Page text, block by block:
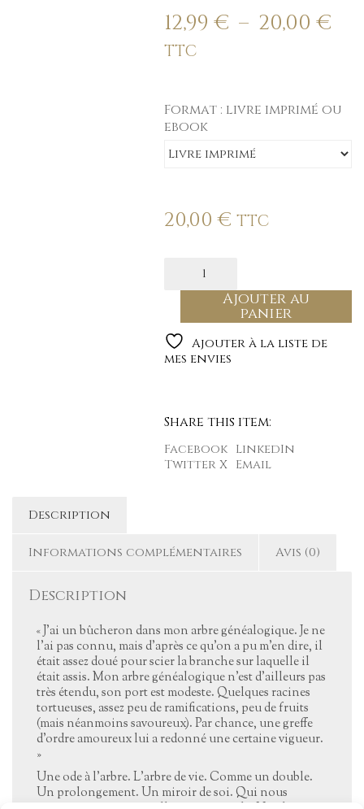
12,99€ – 20,00€
TTC
Format : livre imprimé ou
ebook
20,00€ TTC
Ajouter au
panier
Ajouter à la liste de
mes envies
Share this item:
Facebook LinkedIn
Twitter X Email
Description
Informations complémentaires Avis (0)
Description
« J’ai un bûcheron dans mon arbre généalogique. Je ne
l’ai pas connu, mais d’après ce qu’on a pu m’en dire, il
était assez doué pour scier la branche sur laquelle il
était assis. Mon arbre généalogique n’est d’ailleurs pas
très étendu, son port est modeste. Quelques racines
tortueuses, assez peu de ramifications, peu de fruits
(mais néanmoins savoureux). Par chance, une greffe
d’ordre amoureux lui a redonné une certaine vigueur.
»
Une ode à l’arbre. L’arbre de vie. Comme un double.
Un prolongement. Un miroir de soi. Qui nous